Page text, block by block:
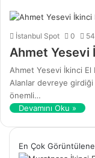
İstanbul Spot 0 54
Ahmet Yesevi
Ahmet Yesevi İkinci El
Alanlar devreye
önemli…
Devamını Oku »
En Çok